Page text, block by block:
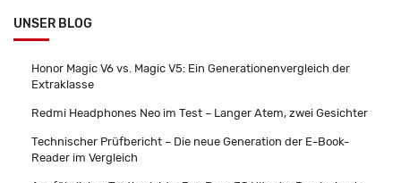
UNSER BLOG
Honor Magic V6 vs. Magic V5: Ein Generationenvergleich der
Extraklasse
Redmi Headphones Neo im Test – Langer Atem, zwei Gesichter
Technischer Prüfbericht – Die neue Generation der E-Book-
Reader im Vergleich